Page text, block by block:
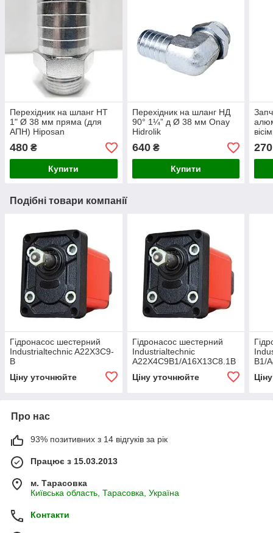
Перехідник на шланг НТ
1" Ø 38 мм пряма (для
АПН) Hiposan
480 ₴
Купити
Перехідник на шланг НД
90° 1¼” д Ø 38 мм Onay
Hidrolik
640₴
Купити
270
Подібні товари компанії
Гідронасос шестерний
Industrialtechnic A22X3C9-
B
Ціну уточнюйте
Гідронасос шестерний
Industrialtechnic
A22X4C9B1/A16X13C8.1B
Ціну уточнюйте
B1/
Про нас
93% позитивних з 14 відгуків за рік
Працює з 15.03.2013
м. Тарасовка
Київська область, Тарасовка, Україна
Контакти